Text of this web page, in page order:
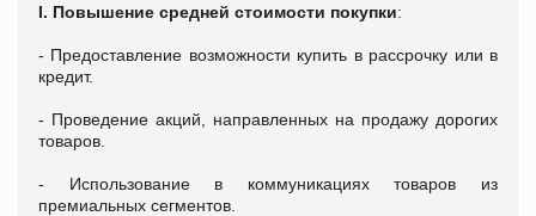
I. Повышение средней стоимости покупки:
- Предоставление возможности купить в рассрочку или в
кредит.
- Проведение акций, направленных на продажу дорогих
товаров.
- Использование в коммуникациях товаров из
премиальных сегментов.